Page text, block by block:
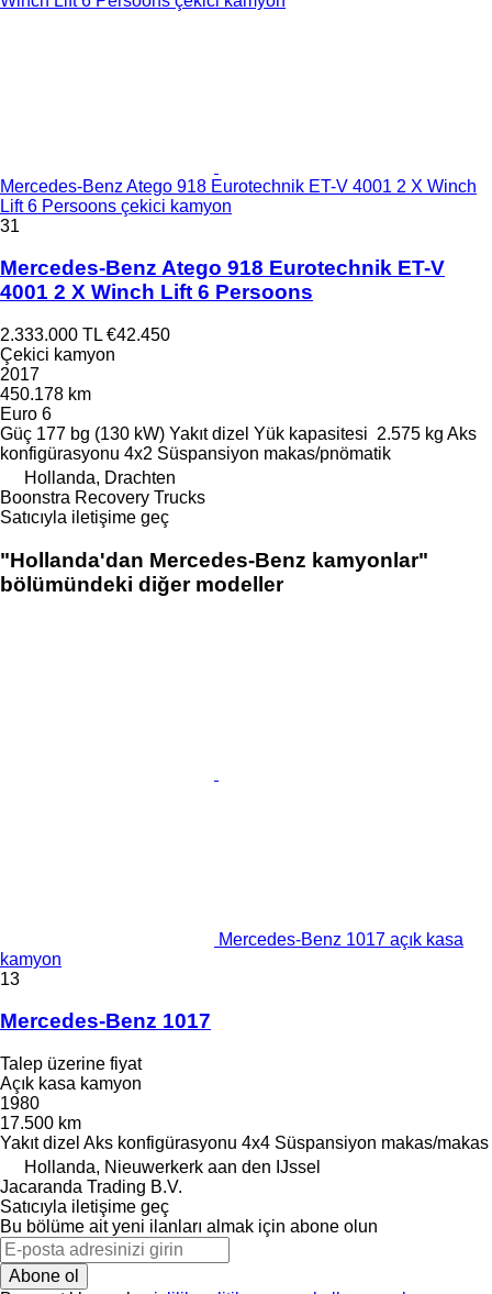
Mercedes-Benz Atego 918 Eurotechnik ET-V 4001 2 X Winch
Lift 6 Persoons çekici kamyon
31
Mercedes-Benz Atego 918 Eurotechnik ET-V
4001 2 X Winch Lift 6 Persoons
2.333.000 TL €42.450
Çekici kamyon
2017
450.178 km
Euro 6
Güç 177 bg (130 kW) Yakıt dizel Yük kapasitesi 2.575 kg Aks
konfigürasyonu 4x2 Süspansiyon makas/pnömatik
Hollanda, Drachten
Boonstra Recovery Trucks
Satıcıyla iletişime geç
"Hollanda'dan Mercedes-Benz kamyonlar"
bölümündeki diğer modeller
Mercedes-Benz 1017 açık kasa
kamyon
13
Mercedes-Benz 1017
Talep üzerine fiyat
Açık kasa kamyon
1980
17.500 km
Yakıt dizel Aks konfigürasyonu 4x4 Süspansiyon makas/makas
Hollanda, Nieuwerkerk aan den IJssel
Jacaranda Trading B.V.
Satıcıyla iletişime geç
Bu bölüme ait yeni ilanları almak için abone olun
Abone ol